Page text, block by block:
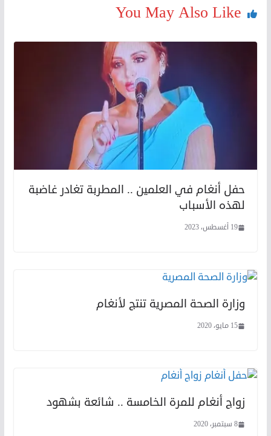
You May Also Like
حفل أنغام في العلمين .. المطربة تغادر غاضبة
لهذه الأسباب
19 أغسطس، 2023
وزارة الصحة المصرية تنتج لأنغام
15 مايو، 2020
زواج أنغام للمرة الخامسة .. شائعة بشهود
8 سبتمبر، 2020